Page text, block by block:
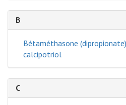
B
Bétaméthasone
calcipotriol
C